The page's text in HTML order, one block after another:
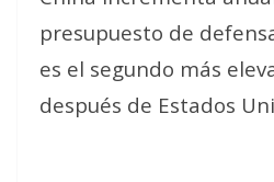
presupuesto de
es el segundo más
después de Estados